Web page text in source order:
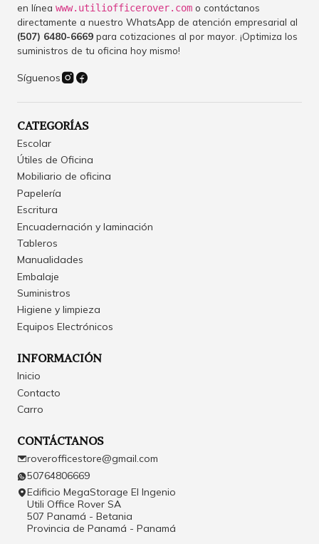
en línea www.utiliofficerover.com o contáctanos
directamente a nuestro WhatsApp de atención empresarial al
(507) 6480-6669 para cotizaciones al por mayor. ¡Optimiza los
suministros de tu oficina hoy mismo!
Síguenos
CATEGORÍAS
Escolar
Útiles de Oficina
Mobiliario de oficina
Papelería
Escritura
Encuadernación y laminación
Tableros
Manualidades
Embalaje
Suministros
Higiene y limpieza
Equipos Electrónicos
INFORMACIÓN
Inicio
Contacto
Carro
CONTÁCTANOS
roverofficestore@gmail.com
50764806669
Edificio MegaStorage El Ingenio
Utili Office Rover SA
507 Panamá - Betania
Provincia de Panamá - Panamá